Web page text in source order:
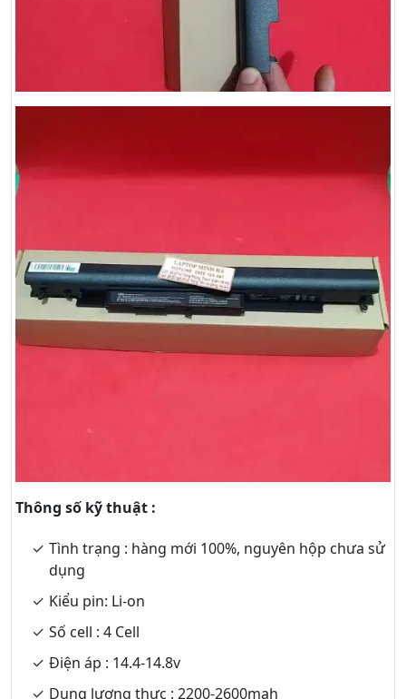
Thông số kỹ thuật :
Tình trạng : hàng mới 100%, nguyên hộp chưa sử
dụng
Kiểu pin: Li-on
Số cell : 4 Cell
Điện áp : 14.4-14.8v
Dung lượng thực : 2200-2600mah